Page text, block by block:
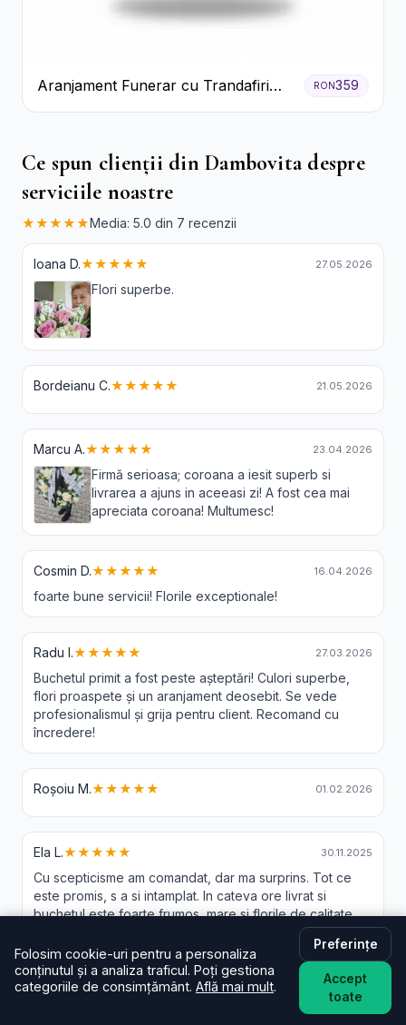
Aranjament Funerar cu Trandafiri
Albi Crizanteme Galbene și Crini
RON359
Ce spun clienții din Dambovita despre
serviciile noastre
★★★★★Media: 5.0 din 7 recenzii
Ioana D.★★★★★ 27.05.2026
Flori superbe.
Bordeianu C.★★★★★ 21.05.2026
Marcu A.★★★★★ 23.04.2026
Firmă serioasa; coroana a iesit superb si
livrarea a ajuns in aceeasi zi! A fost cea mai
apreciata coroana! Multumesc!
Cosmin D.★★★★★ 16.04.2026
foarte bune servicii! Florile exceptionale!
Radu I.★★★★★ 27.03.2026
Buchetul primit a fost peste așteptări! Culori superbe,
flori proaspete și un aranjament deosebit. Se vede
profesionalismul și grija pentru client. Recomand cu
încredere!
Roșoiu M.★★★★★ 01.02.2026
Ela L.★★★★★ 30.11.2025
Cu scepticisme am comandat, dar ma surprins. Tot ce
este promis, s a si intamplat. In cateva ore livrat si
buchetul este foarte frumos, mare si florile de calitate
Livrare Flori Carlanesti - Intrebari
Folosim cookie-uri pentru a personaliza
conținutul și a analiza traficul. Poți gestiona
categoriile de consimțământ. Află mai mult.
Preferințe
Accept
toate